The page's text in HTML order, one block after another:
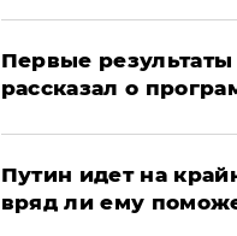
Первые
рассказал о
Путин идет на
вряд ли ему